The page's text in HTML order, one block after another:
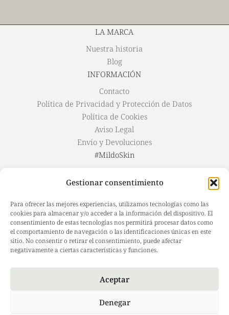
Gestionar consentimiento
Para ofrecer las mejores experiencias, utilizamos tecnologías como las
cookies para almacenar y/o acceder a la información del dispositivo. El
consentimiento de estas tecnologías nos permitirá procesar datos como
el comportamiento de navegación o las identificaciones únicas en este
sitio. No consentir o retirar el consentimiento, puede afectar
negativamente a ciertas características y funciones.
Aceptar
Denegar
LA MARCA
Nuestra historia
Blog
INFORMACIÓN
Contacto
Política de Privacidad y Protección de Datos
Política de Cookies
Aviso Legal
Envío y Devoluciones
#MildoSkin
Facebook
LinkedIn